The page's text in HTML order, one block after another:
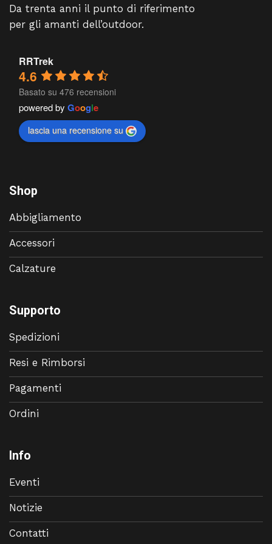
Da trenta anni il punto di riferimento
per gli amanti dell’outdoor.
RRTrek
4.6
Basato su 476 recensioni
powered by Google
lascia una recensione su
Shop
Abbigliamento
Accessori
Calzature
Supporto
Spedizioni
Resi e Rimborsi
Pagamenti
Ordini
Info
Eventi
Notizie
Contatti